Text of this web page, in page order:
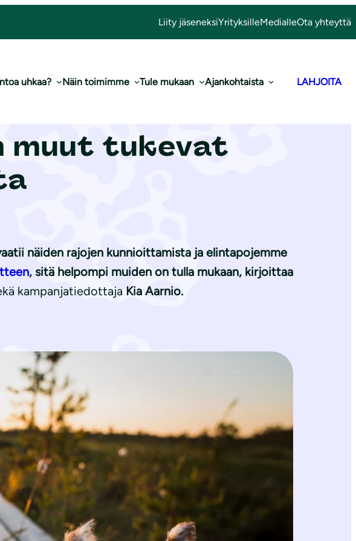
Liity jäseneksiYrityksilleMedialleOta yhteyttä
uhkaa? Näin toimimme Tule mukaan Ajankohtaista LAHJOITA
muut tukevat
näiden rajojen kunnioittamista ja elintapojemme
, sitä helpompi muiden on tulla mukaan, kirjoittaa
kampanjatiedottaja Kia Aarnio.